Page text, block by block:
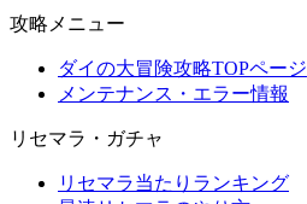
攻略メニュー
ダイの大冒険攻略TOPページ
メンテナンス・エラー情報
リセマラ・ガチャ
リセマラ当たりランキング